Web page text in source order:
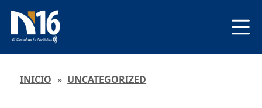
INICIO » UNCATEGORIZED